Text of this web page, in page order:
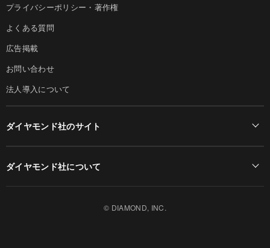
プライバシーポリシー・著作権
よくある質問
広告掲載
お問い合わせ
法人導入について
ダイヤモンド社のサイト
ダイヤモンド社について
© DIAMOND, INC.